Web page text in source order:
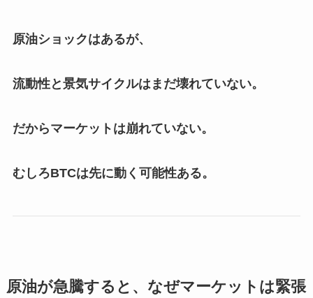
原油ショックはあるが、
流動性と景気サイクルはまだ壊れていない。
だからマーケットは崩れていない。
むしろBTCは先に動く可能性ある。
原油が急騰すると、なぜマーケットは緊張